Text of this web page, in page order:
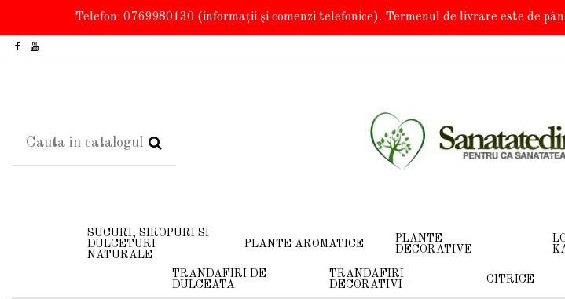
Telefon: 0769980130 (informații și comenzi telefonice). Termenul de livrare este de
SUCURI, SIROPURI SI
DULCETURI
NATURALE
PLANTE AROMATICE
PLANTE
DECORATIVE
TRANDAFIRI DE
DULCEATA
TRANDAFIRI
DECORATIVI
CITRICE